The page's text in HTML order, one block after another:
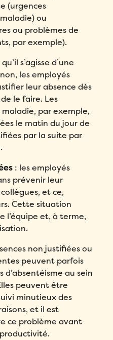
(urgences
ou
ou problèmes de
par exemple).
qu’il s’agisse d’une
les employés
leur absence dès
le faire. Les
par exemple,
le matin du jour de
par la suite par
: les employés
prévenir leur
et ce,
Cette situation
l’équipe et, à terme,
non justifiées ou
peuvent parfois
d’absentéisme au sein
peuvent être
minutieux des
et il est
ce problème avant